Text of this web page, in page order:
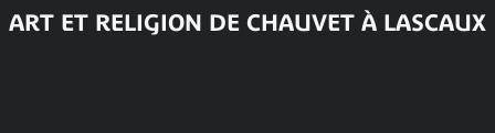
ART ET RELIGION DE CHAUVET À LASCAUX